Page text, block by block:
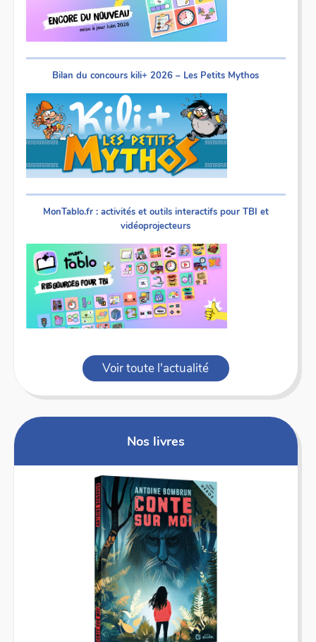
Bilan du concours kili+ 2026 – Les Petits Mythos
MonTablo.fr : activités et outils interactifs pour TBI et
vidéoprojecteurs
Voir toute l'actualité
Nos livres